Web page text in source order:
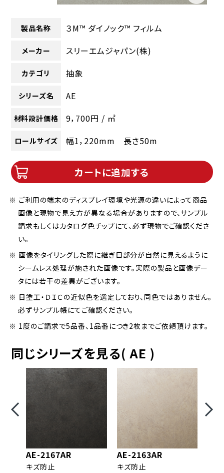
製品名称 ３M™ ダイノック™ フィルム
メーカー スリーエムジャパン(株)
カテゴリ 抽象
シリーズ名 AE
材料設計価格 9，700円 / ㎡
ロールサイズ 幅1，220mm 長さ50m
カートに追加する
※ ご利用の端末のディスプレイ環境や光源の違いによって商品
画像と現物で見え方が異なる場合がありますので、サンプル
請求もしくはカタログ色チップにて、必ず現物でご確認くださ
い。
※ 画像をタイリングした際に継ぎ目部分が自然に見えるように
シームレス処理が施された画像です。実際の製品と画像デー
タには若干の差異がございます。
※ 日塗工・ＤＩＣの近似色を選定しており、同色ではありません。
必ずサンプル帳にてご確認ください。
※ 1度のご請求で5品番、1品番につき2枚までご依頼頂けます。
同じシリーズを見る( AE )
AE-2167AR
キズ防止
AE-2163AR
キズ防止